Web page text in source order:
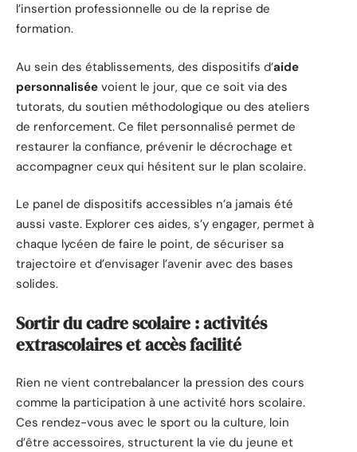
l’insertion professionnelle ou de la reprise de
formation.
Au sein des établissements, des dispositifs d’aide
personnalisée voient le jour, que ce soit via des
tutorats, du soutien méthodologique ou des ateliers
de renforcement. Ce filet personnalisé permet de
restaurer la confiance, prévenir le décrochage et
accompagner ceux qui hésitent sur le plan scolaire.
Le panel de dispositifs accessibles n’a jamais été
aussi vaste. Explorer ces aides, s’y engager, permet à
chaque lycéen de faire le point, de sécuriser sa
trajectoire et d’envisager l’avenir avec des bases
solides.
Sortir du cadre scolaire : activités
extrascolaires et accès facilité
Rien ne vient contrebalancer la pression des cours
comme la participation à une activité hors scolaire.
Ces rendez-vous avec le sport ou la culture, loin
d’être accessoires, structurent la vie du jeune et